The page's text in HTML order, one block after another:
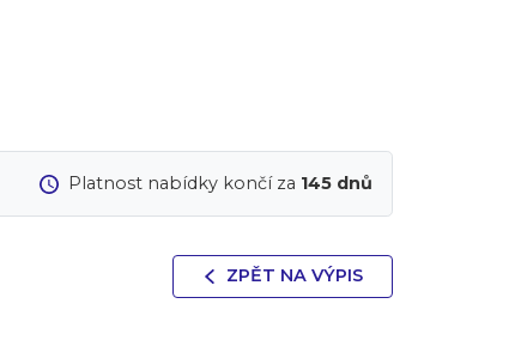
Platnost nabídky končí za 145 dnů
ZPĚT NA VÝPIS